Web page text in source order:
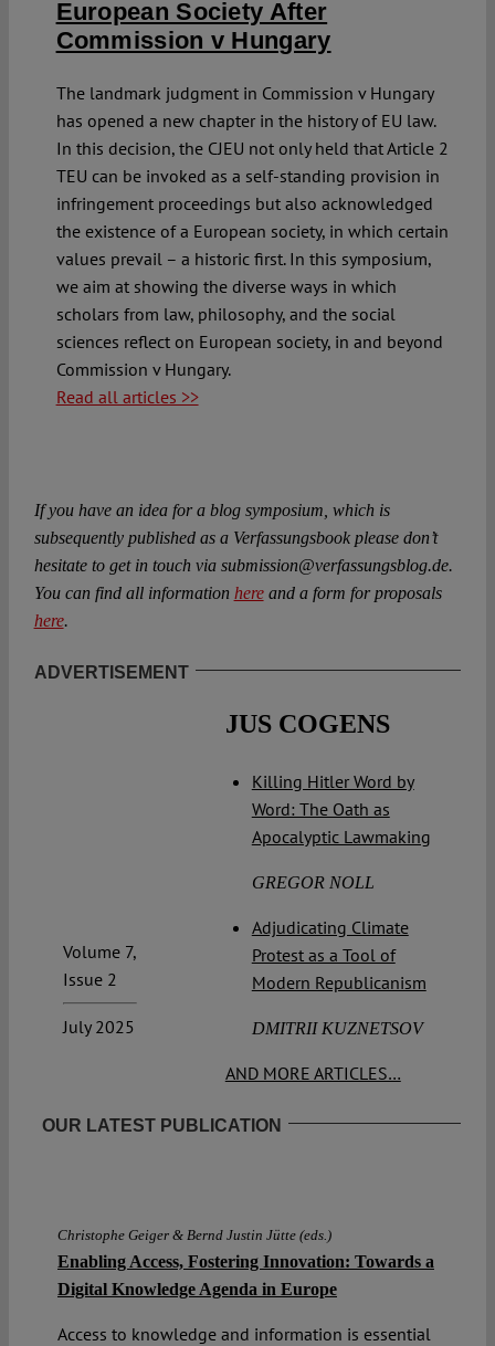
European Society After
Commission v Hungary
The landmark judgment in Commission v Hungary
has opened a new chapter in the history of EU law.
In this decision, the CJEU not only held that Article 2
TEU can be invoked as a self-standing provision in
infringement proceedings but also acknowledged
the existence of a European society, in which certain
values prevail – a historic first. In this symposium,
we aim at showing the diverse ways in which
scholars from law, philosophy, and the social
sciences reflect on European society, in and beyond
Commission v Hungary.
Read all articles >>
If you have an idea for a blog symposium, which is
subsequently published as a Verfassungsbook please don’t
hesitate to get in touch via submission@verfassungsblog.de.
You can find all information hereand a form for proposals
here.
ADVERTISEMENT
Volume 7,
Issue 2
July 2025
JUS COGENS
Killing Hitler Word by
Word: The Oath as
Apocalyptic Lawmaking
GREGOR NOLL
Adjudicating Climate
Protest as a Tool of
Modern Republicanism
DMITRII KUZNETSOV
AND MORE ARTICLES…
OUR LATEST PUBLICATION
Christophe Geiger & Bernd Justin Jütte (eds.)
Enabling Access, Fostering Innovation: Towards a
Digital Knowledge Agenda in Europe
Access to knowledge and information is essential